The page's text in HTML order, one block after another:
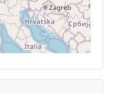
Juli 2026 mit der
2026